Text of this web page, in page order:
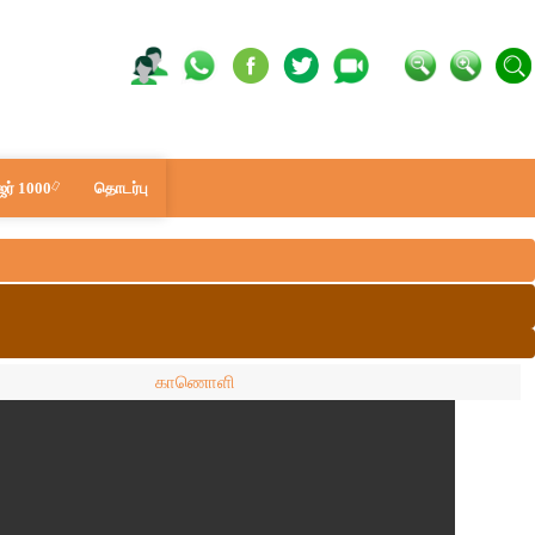
1000 தொடர்பு
காணொளி